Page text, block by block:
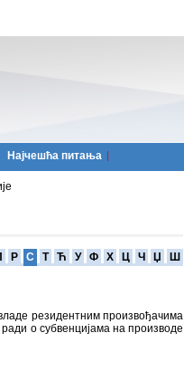
Најчешћa питања
Р С Т Ћ У Ф Х Ц Ч Џ Ш
резидентним произвођачима
о субвенцијама на производе